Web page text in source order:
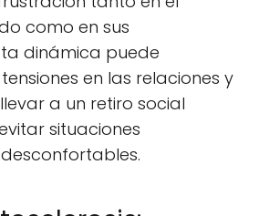
como en sus
dinámica puede
en las relaciones y
a un retiro social
situaciones